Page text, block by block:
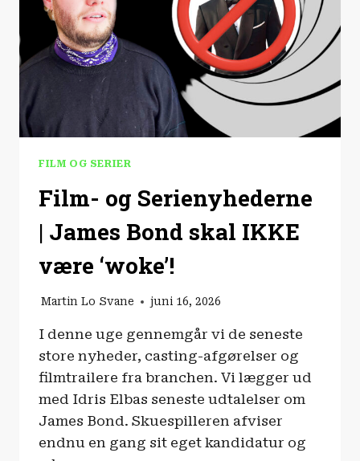
YOUTUBERE!
FILM OG SERIER
Film- og Serienyhederne
| James Bond skal IKKE
være ‘woke’!
Martin Lo Svane juni 16, 2026
I denne uge gennemgår vi de seneste
store nyheder, casting-afgørelser og
filmtrailere fra branchen. Vi lægger ud
med Idris Elbas seneste udtalelser om
James Bond. Skuespilleren afviser
endnu en gang sit eget kandidatur og